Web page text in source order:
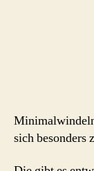
sich besonders